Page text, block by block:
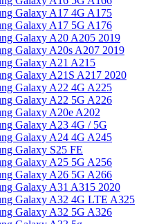
Galaxy A17 4G A175
Galaxy A17 5G A176
Galaxy A20 A205 2019
Galaxy A20s A207 2019
Galaxy A21 A215
Galaxy A21S A217 2020
Galaxy A22 4G A225
Galaxy A22 5G A226
Galaxy A20e A202
Galaxy A23 4G / 5G
Galaxy A24 4G A245
Galaxy S25 FE
Galaxy A25 5G A256
Galaxy A26 5G A266
Galaxy A31 A315 2020
Galaxy A32 4G LTE A325
Galaxy A32 5G A326